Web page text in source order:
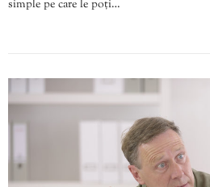
simple pe care le poți…